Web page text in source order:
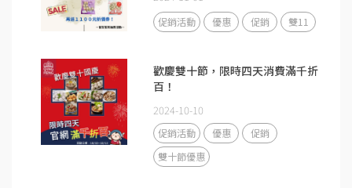
促銷活動 優惠 促銷 雙11
歡慶雙十節，限時四天消費滿千折
百！
2024-10-10
促銷活動 優惠
促銷
雙十節優惠